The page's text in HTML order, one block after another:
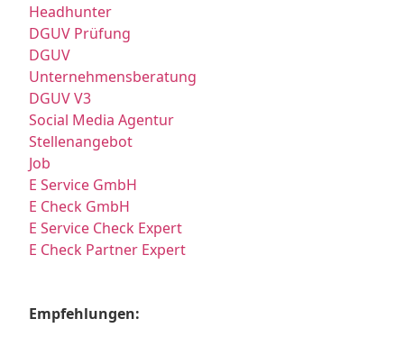
Headhunter
DGUV Prüfung
DGUV
Unternehmensberatung
DGUV V3
Social Media Agentur
Stellenangebot
Job
E Service GmbH
E Check GmbH
E Service Check Expert
E Check Partner Expert
Empfehlungen: